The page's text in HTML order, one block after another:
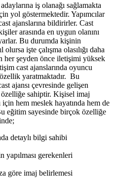
iş olanağı sağlamakta
yol göstermektedir. Yapımcılar
ajanslarına bildirirler. Cast
arasında en uygun olanını
Bu durumda kişinin
işte çalışma olasılığı daha
her şeyden önce iletişimi yüksek
cast ajanslarında oyuncu
özellik yaratmaktadır. Bu
ajansı çevresinde gelişen
sahiptir. Kişisel imaj
hem meslek hayatında hem de
eğitim sayesinde birçok özelliğe
detaylı bilgi sahibi
gerekenleri
göre imaj belirlemesi